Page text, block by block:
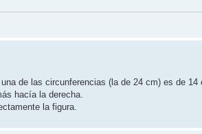
de las circunferencias (la de 24 cm) es de
hacía la derecha.
la figura.